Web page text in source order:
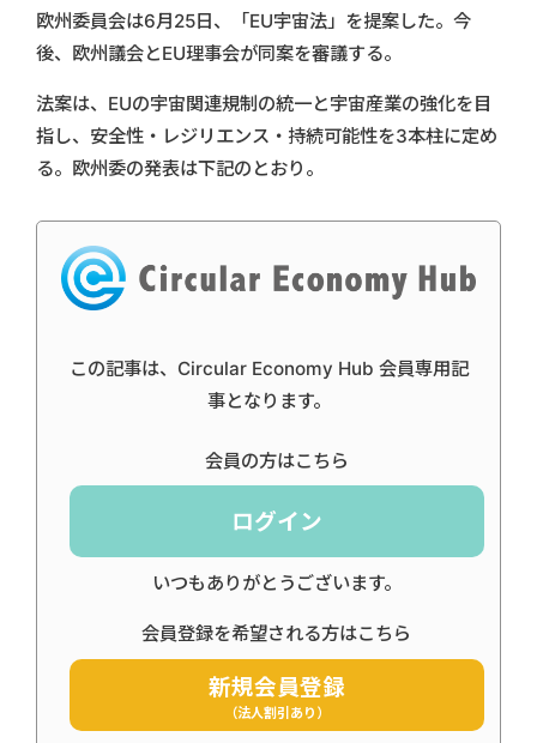
欧州委員会は6月25日、「EU宇宙法」を提案した。今
後、欧州議会とEU理事会が同案を審議する。
法案は、EUの宇宙関連規制の統一と宇宙産業の強化を目
指し、安全性・レジリエンス・持続可能性を3本柱に定め
る。欧州委の発表は下記のとおり。
この記事は、Circular Economy Hub 会員専用記
事となります。
会員の方はこちら
ログイン
いつもありがとうございます。
会員登録を希望される方はこちら
新規会員登録
（法人割引あり）